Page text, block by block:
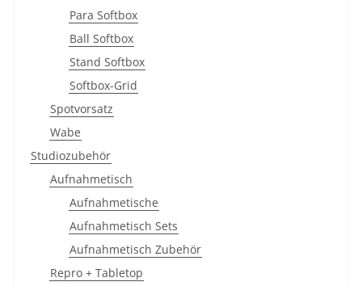
Para Softbox
Ball Softbox
Stand Softbox
Softbox-Grid
Spotvorsatz
Wabe
Studiozubehör
Aufnahmetisch
Aufnahmetische
Aufnahmetisch Sets
Aufnahmetisch Zubehör
Repro + Tabletop